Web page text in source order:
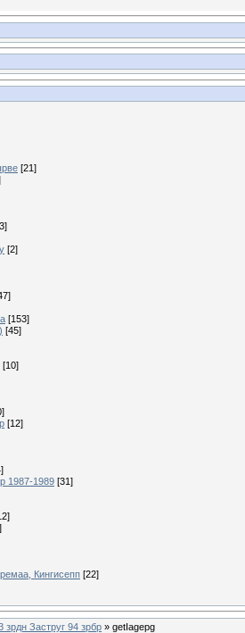
[21]
[2]
[153]
[45]
[10]
[12]
1987-1989 [31]
Кингисепп [22]
зрдн Заструг 94 зрбр » getIagepg